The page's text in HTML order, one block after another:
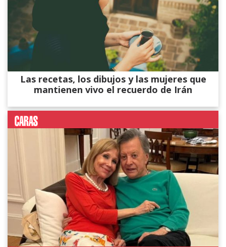
Las recetas, los dibujos y las mujeres que
mantienen vivo el recuerdo de Irán